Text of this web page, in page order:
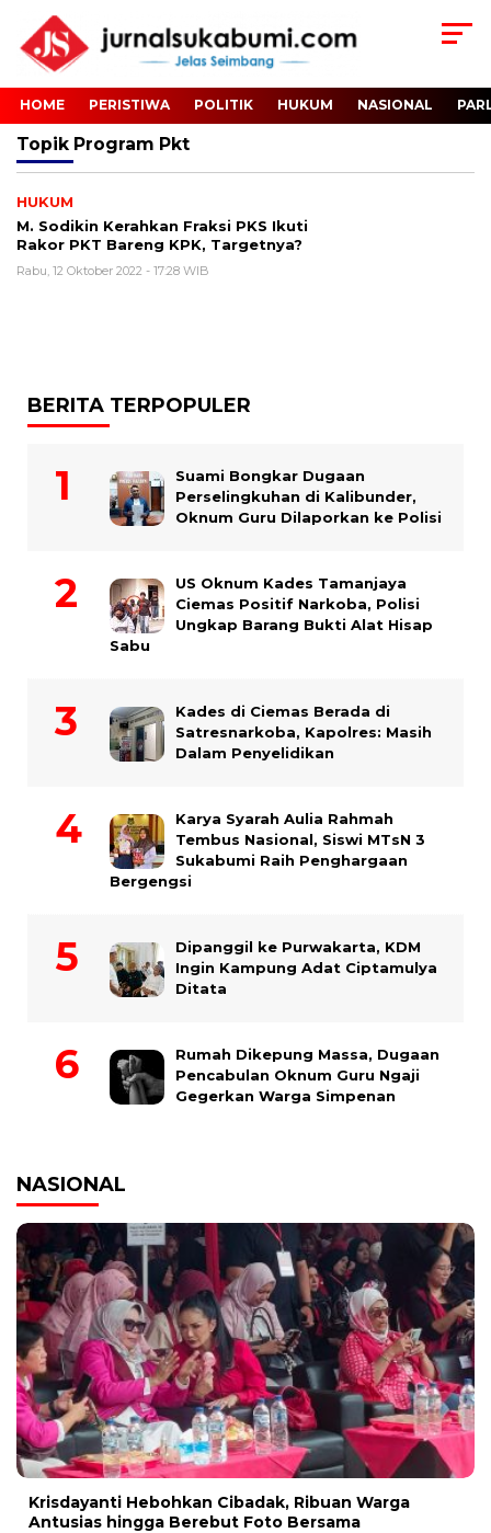
HOME PERISTIWA POLITIK HUKUM NASIONAL
Topik Program Pkt
HUKUM
M. Sodikin Kerahkan Fraksi PKS Ikuti
Rakor PKT Bareng KPK, Targetnya?
Rabu, 12 Oktober 2022 - 17:28 WIB
BERITA TERPOPULER
Suami Bongkar Dugaan
Perselingkuhan di Kalibunder,
Oknum Guru Dilaporkan ke Polisi
US Oknum Kades Tamanjaya
Ciemas Positif Narkoba, Polisi
Ungkap Barang Bukti Alat Hisap
Sabu
Kades di Ciemas Berada di
Satresnarkoba, Kapolres: Masih
Dalam Penyelidikan
Karya Syarah Aulia Rahmah
Tembus Nasional, Siswi MTsN 3
Sukabumi Raih Penghargaan
Bergengsi
Dipanggil ke Purwakarta, KDM
Ingin Kampung Adat Ciptamulya
Ditata
Rumah Dikepung Massa, Dugaan
Pencabulan Oknum Guru Ngaji
Gegerkan Warga Simpenan
NASIONAL
Krisdayanti Hebohkan Cibadak, Ribuan Warga
Antusias hingga Berebut Foto Bersama